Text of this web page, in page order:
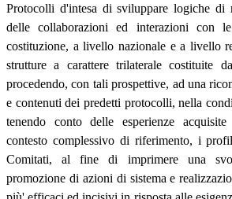
Protocolli d'intesa di sviluppare logiche di
delle collaborazioni ed interazioni con
costituzione, a livello nazionale e a livello
strutture a carattere trilaterale costituite
procedendo, con tali prospettive, ad una
e contenuti dei predetti protocolli, nella
tenendo conto delle esperienze
contesto complessivo di riferimento, i
Comitati, al fine di imprimere una
promozione di azioni di sistema e